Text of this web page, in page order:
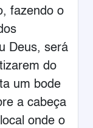
fazendo o
Deus, será
do
um bode
a cabeça
onde o